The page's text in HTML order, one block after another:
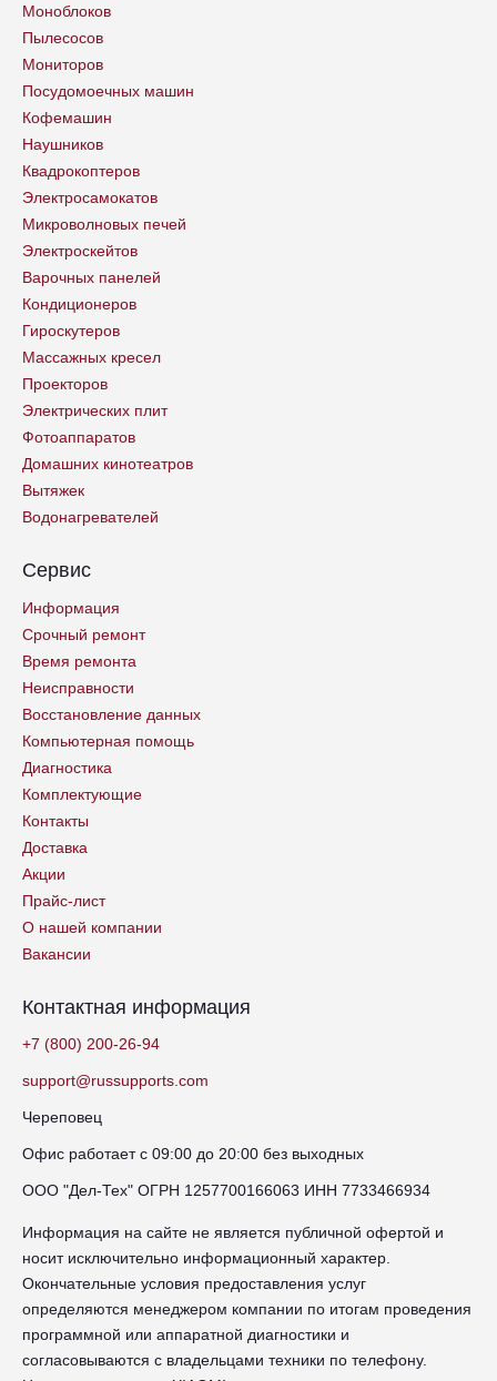
Моноблоков
Пылесосов
Мониторов
Посудомоечных машин
Кофемашин
Наушников
Квадрокоптеров
Электросамокатов
Микроволновых печей
Электроскейтов
Варочных панелей
Кондиционеров
Гироскутеров
Массажных кресел
Проекторов
Электрических плит
Фотоаппаратов
Домашних кинотеатров
Вытяжек
Водонагревателей
Сервис
Информация
Срочный ремонт
Время ремонта
Неисправности
Восстановление данных
Компьютерная помощь
Диагностика
Комплектующие
Контакты
Доставка
Акции
Прайс-лист
О нашей компании
Вакансии
Контактная информация
+7 (800) 200-26-94
support@russupports.com
Череповец
Офис работает с 09:00 до 20:00 без выходных
ООО "Дел-Тех" ОГРН 1257700166063 ИНН 7733466934
Информация на сайте не является публичной офертой и
носит исключительно информационный характер.
Окончательные условия предоставления услуг
определяются менеджером компании по итогам проведения
программной или аппаратной диагностики и
согласовываются с владельцами техники по телефону.